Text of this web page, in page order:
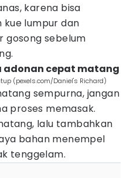
karena bisa
lumpur dan
gosong sebelum
adonan cepat matang
(pexels.com/Daniel's Richard)
sempurna, jangan
proses memasak.
lalu tambahkan
bahan menempel
tenggelam.